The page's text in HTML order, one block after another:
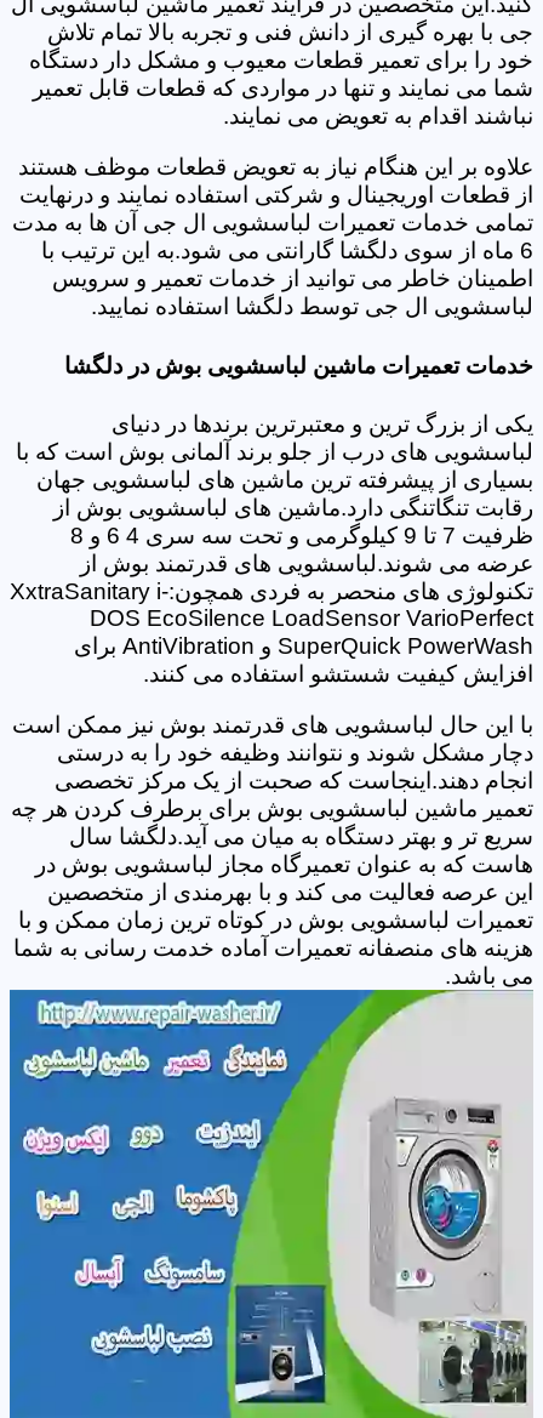
جی با بهره گیری از دانش فنی و تجربه بالا تمام تلاش
خود را برای تعمیر قطعات معیوب و مشکل دار دستگاه
شما می نمایند و تنها در مواردی که قطعات قابل تعمیر
نباشند اقدام به تعویض می نمایند.
علاوه بر این هنگام نیاز به تعویض قطعات موظف هستند
از قطعات اوریجینال و شرکتی استفاده نمایند و درنهایت
تمامی خدمات تعمیرات لباسشویی ال جی آن ها به مدت
6 ماه از سوی دلگشا گارانتی می شود.به این ترتیب با
اطمینان خاطر می توانید از خدمات تعمیر و سرویس
لباسشویی ال جی توسط دلگشا استفاده نمایید.
خدمات تعمیرات ماشین لباسشویی بوش در دلگشا
یکی از بزرگ ترین و معتبرترین برندها در دنیای
لباسشویی های درب از جلو برند آلمانی بوش است که با
بسیاری از پیشرفته ترین ماشین های لباسشویی جهان
رقابت تنگاتنگی دارد.ماشین های لباسشویی بوش از
ظرفیت 7 تا 9 کیلوگرمی و تحت سه سری 4 6 و 8
عرضه می شوند.لباسشویی های قدرتمند بوش از
تکنولوژی های منحصر به فردی همچون:XxtraSanitary i-
DOS EcoSilence LoadSensor VarioPerfect
SuperQuick PowerWash و AntiVibration برای
افزایش کیفیت شستشو استفاده می کنند.
با این حال لباسشویی های قدرتمند بوش نیز ممکن است
دچار مشکل شوند و نتوانند وظیفه خود را به درستی
انجام دهند.اینجاست که صحبت از یک مرکز تخصصی
تعمیر ماشین لباسشویی بوش برای برطرف کردن هر چه
سریع تر و بهتر دستگاه به میان می آید.دلگشا سال
هاست که به عنوان تعمیرگاه مجاز لباسشویی بوش در
این عرصه فعالیت می کند و با بهرمندی از متخصصین
تعمیرات لباسشویی بوش در کوتاه ترین زمان ممکن و با
هزینه های منصفانه تعمیرات آماده خدمت رسانی به شما
می باشد.